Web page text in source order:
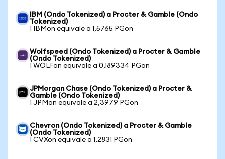
IBM (Ondo Tokenized) a Procter & Gamble (Ondo
Tokenized)
1 IBMon equivale a 1,5765 PGon
Wolfspeed (Ondo Tokenized) a Procter & Gamble
(Ondo Tokenized)
1 WOLFon equivale a 0,189334 PGon
JPMorgan Chase (Ondo Tokenized) a Procter &
Gamble (Ondo Tokenized)
1 JPMon equivale a 2,3979 PGon
Chevron (Ondo Tokenized) a Procter & Gamble
(Ondo Tokenized)
1 CVXon equivale a 1,2831 PGon